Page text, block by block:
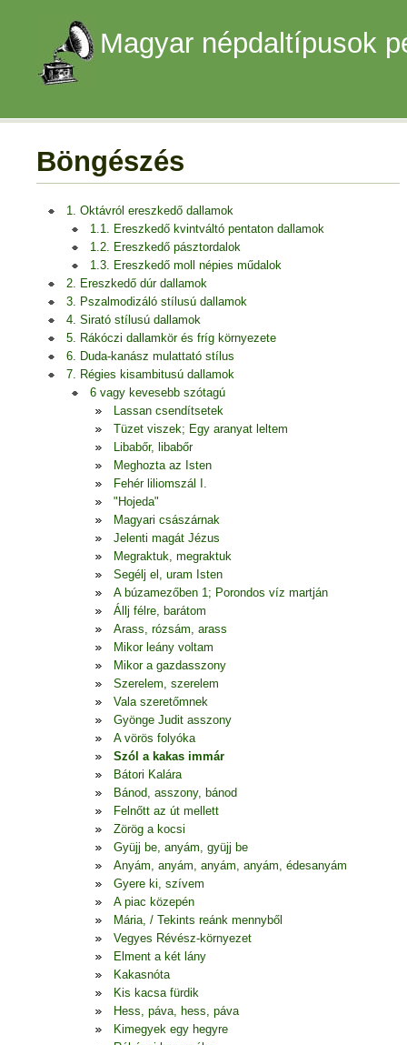
Magyar népdaltípusok
Böngészés
1. Oktávról ereszkedő dallamok
1.1. Ereszkedő kvintváltó pentaton dallamok
1.2. Ereszkedő pásztordalok
1.3. Ereszkedő moll népies műdalok
2. Ereszkedő dúr dallamok
3. Pszalmodizáló stílusú dallamok
4. Sirató stílusú dallamok
5. Rákóczi dallamkör és fríg környezete
6. Duda-kanász mulattató stílus
7. Régies kisambitusú dallamok
6 vagy kevesebb szótagú
Lassan csendítsetek
Tüzet viszek; Egy aranyat leltem
Libabőr, libabőr
Meghozta az Isten
Fehér liliomszál I.
"Hojeda"
Magyari császárnak
Jelenti magát Jézus
Megraktuk, megraktuk
Segélj el, uram Isten
A búzamezőben 1; Porondos víz martján
Állj félre, barátom
Arass, rózsám, arass
Mikor leány voltam
Mikor a gazdasszony
Szerelem, szerelem
Vala szeretőmnek
Gyönge Judit asszony
A vörös folyóka
Szól a kakas immár
Bátori Kalára
Bánod, asszony, bánod
Felnőtt az út mellett
Zörög a kocsi
Gyüjj be, anyám, gyüjj be
Anyám, anyám, anyám, anyám, édesanyám
Gyere ki, szívem
A piac közepén
Mária, / Tekints reánk mennyből
Vegyes Révész-környezet
Elment a két lány
Kakasnóta
Kis kacsa fürdik
Hess, páva, hess, páva
Kimegyek egy hegyre